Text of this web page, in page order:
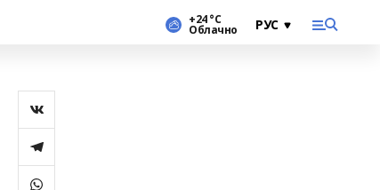
+24 °С
Облачно